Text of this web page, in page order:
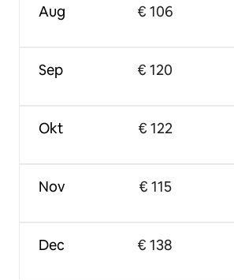
Aug
Sep
Okt
Nov
Dec
€ 106
€ 120
€ 122
€ 115
€ 138